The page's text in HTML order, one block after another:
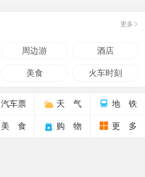
更多
周边游 酒店
美食 火车时刻
汽车票 天 气 地 铁
美 食 购 物 更 多